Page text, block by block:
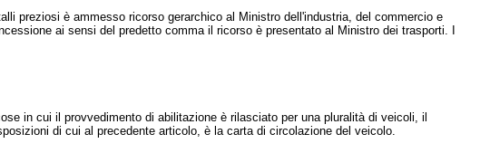
preziosi è ammesso ricorso gerarchico al Ministro dell'industria, del commercio e
ai sensi del predetto comma il ricorso è presentato al Ministro dei trasporti. I
in cui il provvedimento di abilitazione è rilasciato per una pluralità di veicoli, il
di cui al precedente articolo, è la carta di circolazione del veicolo.